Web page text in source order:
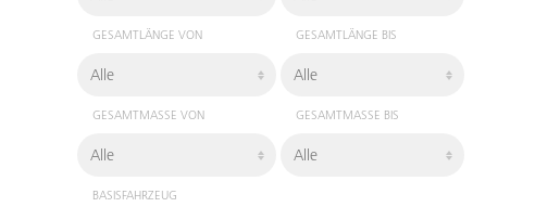
GESAMTLÄNGE VON GESAMTLÄNGE BIS
GESAMTMASSE VON GESAMTMASSE BIS
BASISFAHRZEUG